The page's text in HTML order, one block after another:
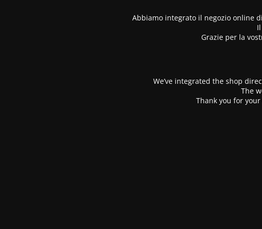
Abbiamo integrato il negozio online
Grazie per la
We’ve integrated the shop
The
Thank you for